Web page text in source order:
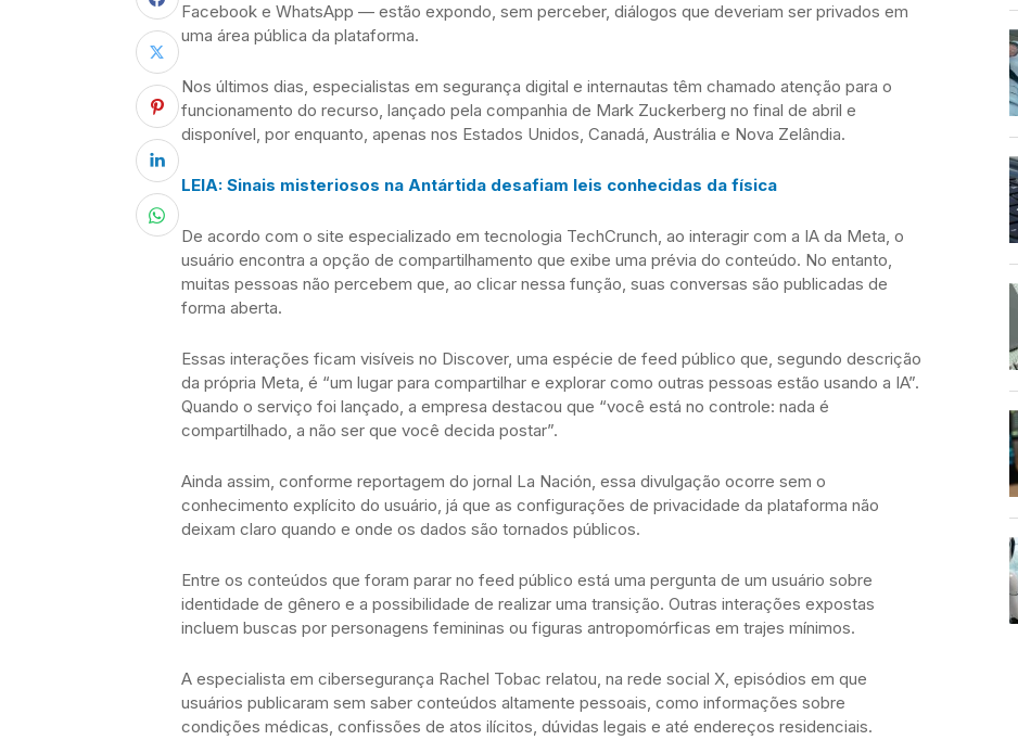
Facebook e WhatsApp — estão expondo, sem perceber, diálogos que deveriam ser privados em
uma área pública da plataforma.
Nos últimos dias, especialistas em segurança digital e internautas têm chamado atenção para o
funcionamento do recurso, lançado pela companhia de Mark Zuckerberg no final de abril e
disponível, por enquanto, apenas nos Estados Unidos, Canadá, Austrália e Nova Zelândia.
LEIA: Sinais misteriosos na Antártida desafiam leis conhecidas da física
De acordo com o site especializado em tecnologia TechCrunch, ao interagir com a IA da Meta, o
usuário encontra a opção de compartilhamento que exibe uma prévia do conteúdo. No entanto,
muitas pessoas não percebem que, ao clicar nessa função, suas conversas são publicadas de
forma aberta.
Essas interações ficam visíveis no Discover, uma espécie de feed público que, segundo descrição
da própria Meta, é “um lugar para compartilhar e explorar como outras pessoas estão usando a IA”.
Quando o serviço foi lançado, a empresa destacou que “você está no controle: nada é
compartilhado, a não ser que você decida postar”.
Ainda assim, conforme reportagem do jornal La Nación, essa divulgação ocorre sem o
conhecimento explícito do usuário, já que as configurações de privacidade da plataforma não
deixam claro quando e onde os dados são tornados públicos.
Entre os conteúdos que foram parar no feed público está uma pergunta de um usuário sobre
identidade de gênero e a possibilidade de realizar uma transição. Outras interações expostas
incluem buscas por personagens femininas ou figuras antropomórficas em trajes mínimos.
A especialista em cibersegurança Rachel Tobac relatou, na rede social X, episódios em que
usuários publicaram sem saber conteúdos altamente pessoais, como informações sobre
condições médicas, confissões de atos ilícitos, dúvidas legais e até endereços residenciais.